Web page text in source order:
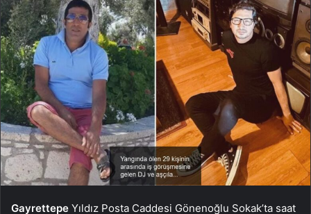
Gayrettepe Yıldız Posta Caddesi Gönenoğlu Sokak’ta saat